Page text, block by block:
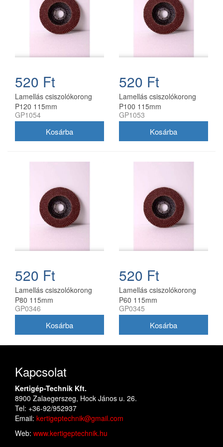
520 Ft
Lamellás csiszolókorong
P120 115mm
GP1054
520 Ft
Lamellás csiszolókorong
P100 115mm
GP1053
520 Ft
Lamellás csiszolókorong
P80 115mm
GP0346
520 Ft
Lamellás csiszolókorong
P60 115mm
GP0345
Kapcsolat
Kertigép-Technik Kft.
8900 Zalaegerszeg, Hock János u. 26.
Tel: +36-92/952937
Email: kertigeptechnik@gmail.com
Web: www.kertigeptechnik.hu